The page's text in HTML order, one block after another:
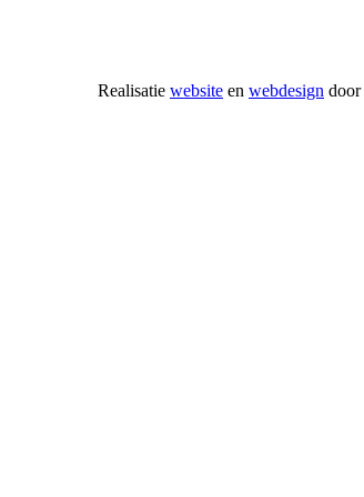
Realisatie website en webdesign door